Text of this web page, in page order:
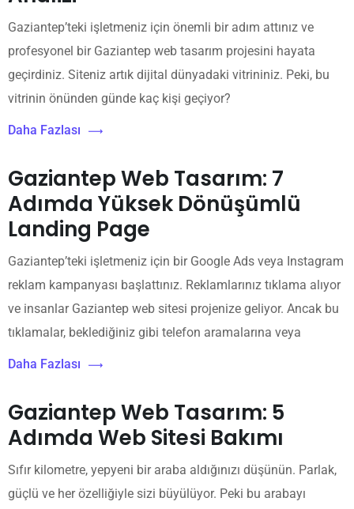
Gaziantep’teki işletmeniz için önemli bir adım attınız ve
profesyonel bir Gaziantep web tasarım projesini hayata
geçirdiniz. Siteniz artık dijital dünyadaki vitrininiz. Peki, bu
vitrinin önünden günde kaç kişi geçiyor?
Daha Fazlası
Gaziantep Web Tasarım: 7
Adımda Yüksek Dönüşümlü
Landing Page
Gaziantep’teki işletmeniz için bir Google Ads veya Instagram
reklam kampanyası başlattınız. Reklamlarınız tıklama alıyor
ve insanlar Gaziantep web sitesi projenize geliyor. Ancak bu
tıklamalar, beklediğiniz gibi telefon aramalarına veya
Daha Fazlası
Gaziantep Web Tasarım: 5
Adımda Web Sitesi Bakımı
Sıfır kilometre, yepyeni bir araba aldığınızı düşünün. Parlak,
güçlü ve her özelliğiyle sizi büyülüyor. Peki bu arabayı